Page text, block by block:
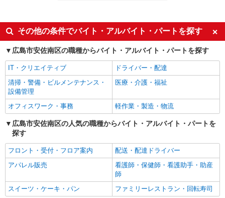
7,000円 ・夜勤手当：57,016円〜（専門卒想定）
└深夜4回・準夜4回の合計（割増分含む
〒731-0121 広島県広島市安佐南区中須2丁目
キープ 詳細を見る
正社員
広島医療生活協同組合 広島共立病院
緩和ケア病棟の看護スタッフ
・基本給：209,800円〜 給与に含まれる一律手
当： ・処遇改善：10,000円 ・ベースアップ：
└深夜4回・準夜4回の合計（割増分含む
20-20
詳細を見る
正社員
未経験歓迎
ミドル（40代～）活躍中
週2～3日勤務OK
深夜
交通費支給
社会保険あり
その他の条件でバイト・アルバイト・パートを探す
広島市安佐南区の職種からバイト・アルバイト・パートを探す
IT・クリエイティブ
ドライバー・配達
清掃・警備・ビルメンテナンス・
設備管理
医療・介護・福祉
オフィスワーク・事務 軽作業・製造・物流
広島市安佐南区の人気の職種からバイト・アルバイト・パートを
探す
フロント・受付・フロア案内
配送・配達ドライバー
アパレル販売
看護師・保健師・看護助手・助産
師
スイーツ・ケーキ・パン
ファミリーレストラン・回転寿司